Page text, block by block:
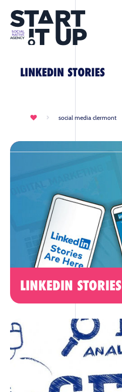
LINKEDIN STORIES
social media clermont
LINKEDIN STORIES